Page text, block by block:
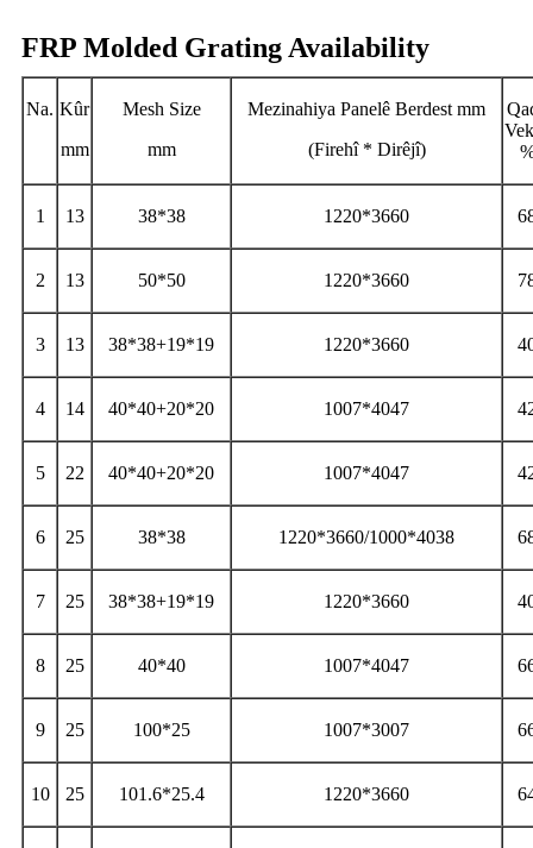
FRP Molded Grating Availability
Na. Kûr
mm
Mesh Size
mm
Mezinahiya Panelê Berdest mm
(Firehî * Dirêjî)
1 13 38*38 1220*3660
2 13 50*50 1220*3660
3 13 38*38+19*19 1220*3660
4 14 40*40+20*20 1007*4047
5 22 40*40+20*20 1007*4047
6 25 38*38 1220*3660/1000*4038
7 25 38*38+19*19 1220*3660
8 25 40*40 1007*4047
9 25 100*25 1007*3007
10 25 101.6*25.4 1220*3660